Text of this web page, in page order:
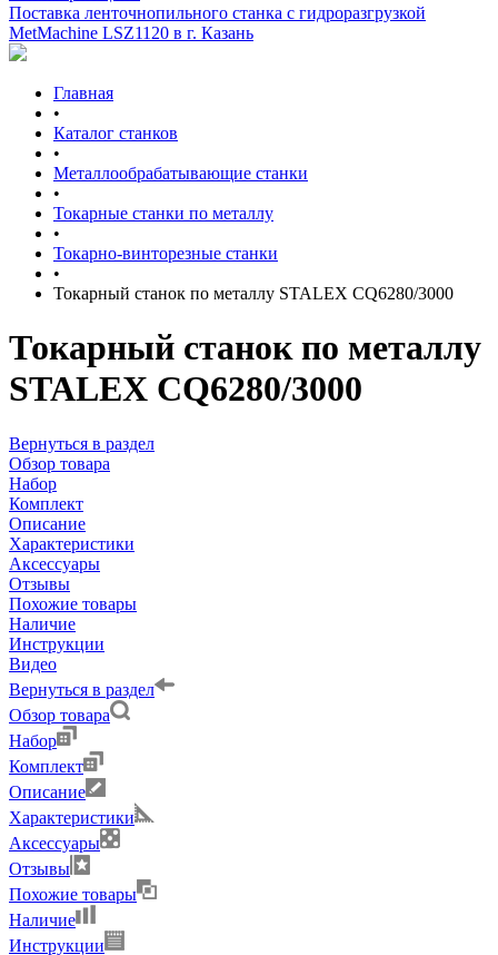
Поставка ленточнопильного станка c гидроразгрузкой
MetMachine LSZ1120 в г. Казань
Главная
•
Каталог станков
•
Металлообрабатывающие станки
•
Токарные станки по металлу
•
Токарно-винторезные станки
•
Токарный станок по металлу STALEX CQ6280/3000
Токарный станок по металлу
STALEX CQ6280/3000
Вернуться в раздел
Обзор товара
Набор
Комплект
Описание
Характеристики
Аксессуары
Отзывы
Похожие товары
Наличие
Инструкции
Видео
Вернуться в раздел
Обзор товара
Набор
Комплект
Описание
Характеристики
Аксессуары
Отзывы
Похожие товары
Наличие
Инструкции